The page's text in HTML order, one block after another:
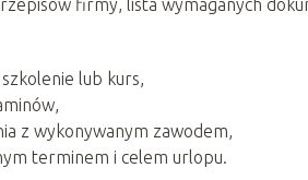
firmy, lista wymaganych
lub kurs,
z wykonywanym zawodem,
terminem i celem urlopu.